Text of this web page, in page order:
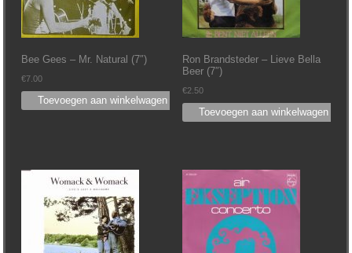
Bee Gees – Mr. Natural (7″)
€7.00
Toevoegen aan winkelwagen
Ron Brandsteder ‎– Lieve Bella
Beer (7″)
€2.50
Toevoegen aan winkelwagen